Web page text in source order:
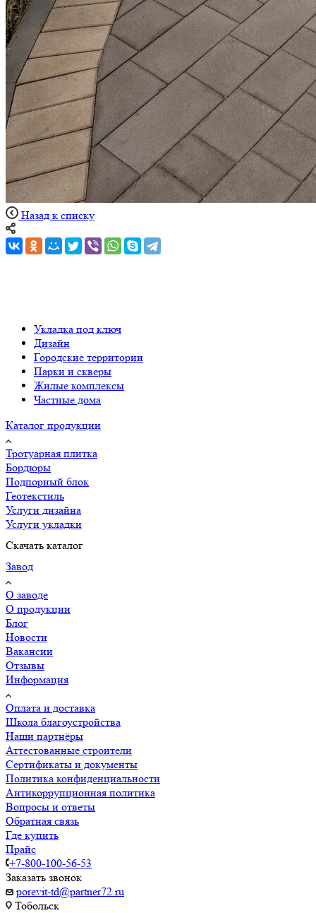
Назад к списку
Укладка под ключ
Дизайн
Городские территории
Парки и скверы
Жилые комплексы
Частные дома
Каталог продукции
Тротуарная плитка
Бордюры
Подпорный блок
Геотекстиль
Услуги дизайна
Услуги укладки
Скачать каталог
Завод
О заводе
О продукции
Блог
Новости
Вакансии
Отзывы
Информация
Оплата и доставка
Школа благоустройства
Наши партнёры
Аттестованные строители
Сертификаты и документы
Политика конфиденциальности
Антикоррупционная политика
Вопросы и ответы
Обратная связь
Где купить
Прайс
+7-800-100-56-53
Заказать звонок
porevit-td@partner72.ru
Тобольск